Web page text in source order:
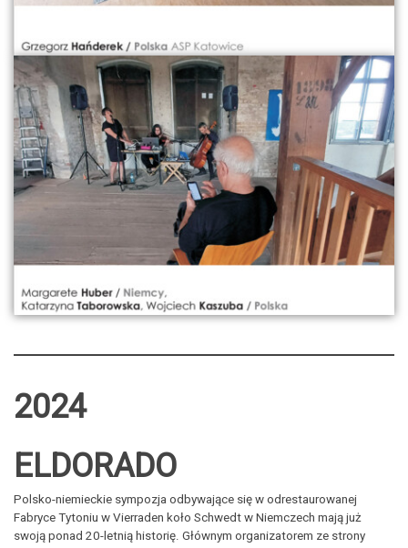
2024
ELDORADO
Polsko-niemieckie sympozja odbywające się w odrestaurowanej
Fabryce Tytoniu w Vierraden koło Schwedt w Niemczech mają już
swoją ponad 20-letnią historię. Głównym organizatorem ze strony